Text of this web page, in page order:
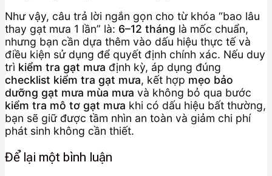
Như vậy, câu trả lời ngắn gọn cho từ khóa “bao lâu
thay gạt mưa 1 lần” là: 6–12 tháng là mốc chuẩn,
nhưng bạn cần dựa thêm vào dấu hiệu thực tế và
điều kiện sử dụng để quyết định chính xác. Nếu duy
trì kiểm tra gạt mưa định kỳ, áp dụng đúng
checklist kiểm tra gạt mưa, kết hợp mẹo bảo
dưỡng gạt mưa mùa mưa và không bỏ qua bước
kiểm tra mô tơ gạt mưa khi có dấu hiệu bất thường,
bạn sẽ giữ được tầm nhìn an toàn và giảm chi phí
phát sinh không cần thiết.
Để lại một bình luận